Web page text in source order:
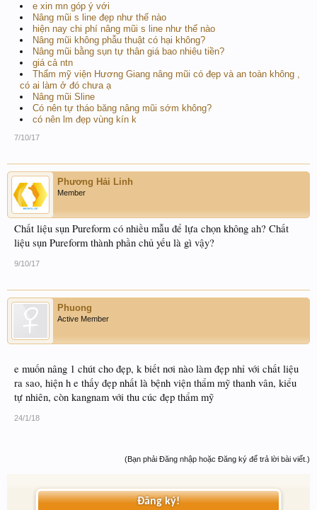
e xin mn góp ý với
Nâng mũi s line đẹp như thế nào
hiện nay chi phí nâng mũi s line như thế nào
Nâng mũi không phẫu thuật có hại không?
Nâng mũi bằng sụn tự thân giá bao nhiêu tiền?
giá cả ntn
Thẩm mỹ viện Hương Giang nâng mũi có đẹp và an toàn không ,
có ai làm ở đó chưa ạ
Nâng mũi Sline
Có nên tự tháo băng nâng mũi sớm không?
có nên lm đẹp vùng kín k
7/10/17
Phương Hải Linh
Member
Chất liệu sụn Pureform có nhiều mẫu để lựa chọn không ah? Chất
liệu sụn Pureform thành phần chủ yếu là gì vậy?
9/10/17
Phuong
Active Member
e muốn nâng 1 chút cho đẹp, k biết nơi nào làm đẹp nhỉ với chất liệu
ra sao, hiện h e thấy đẹp nhất là bệnh viện thẩm mỹ thanh vân, kiểu
tự nhiên, còn kangnam với thu cúc đẹp thẩm mỹ
24/1/18
(Bạn phải Đăng nhập hoặc Đăng ký để trả lời bài viết.)
Đăng ký!